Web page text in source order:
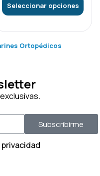
Seleccionar opciones
Ortopédicos
Subscribirme